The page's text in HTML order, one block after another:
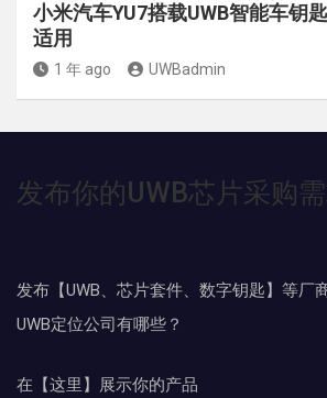
小米汽车YU7搭载UWB智能车钥
适用
1 年 ago UWBadmin
发布你的UWB芯片采购
发布【UWB、芯片套件、数字钥匙】等厂
UWB定位公司有哪些？
在【这里】展示你的产品